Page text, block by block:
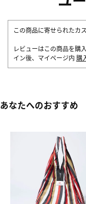
この商品に寄せられたカ
レビューはこの商品を購
イン後、マイページ内 購
あなたへのおすすめ